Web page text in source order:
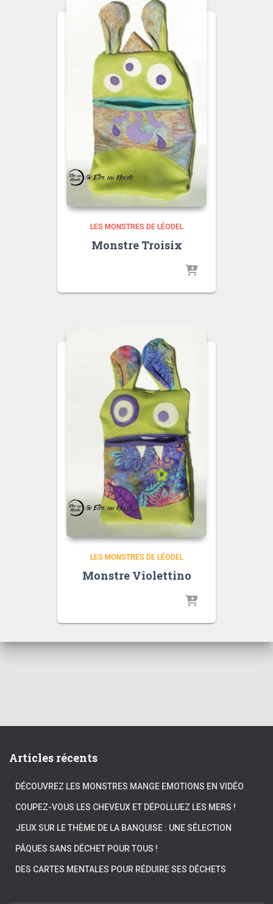
LES MONSTRES DE LÉODEL
Monstre Troisix
LES MONSTRES DE LÉODEL
Monstre Violettino
Articles récents
DÉCOUVREZ LES MONSTRES MANGE EMOTIONS EN VIDÉO
COUPEZ-VOUS LES CHEVEUX ET DÉPOLLUEZ LES MERS !
JEUX SUR LE THÈME DE LA BANQUISE : UNE SÉLECTION
PÂQUES SANS DÉCHET POUR TOUS !
DES CARTES MENTALES POUR RÉDUIRE SES DÉCHETS